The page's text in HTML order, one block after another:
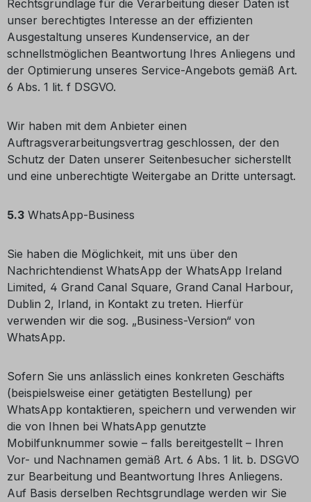
Rechtsgrundlage für die Verarbeitung dieser Daten ist
unser berechtigtes Interesse an der effizienten
Ausgestaltung unseres Kundenservice, an der
schnellstmöglichen Beantwortung Ihres Anliegens und
der Optimierung unseres Service-Angebots gemäß Art.
6 Abs. 1 lit. f DSGVO.
Wir haben mit dem Anbieter einen
Auftragsverarbeitungsvertrag geschlossen, der den
Schutz der Daten unserer Seitenbesucher sicherstellt
und eine unberechtigte Weitergabe an Dritte untersagt.
5.3 WhatsApp-Business
Sie haben die Möglichkeit, mit uns über den
Nachrichtendienst WhatsApp der WhatsApp Ireland
Limited, 4 Grand Canal Square, Grand Canal Harbour,
Dublin 2, Irland, in Kontakt zu treten. Hierfür
verwenden wir die sog. „Business-Version“ von
WhatsApp.
Sofern Sie uns anlässlich eines konkreten Geschäfts
(beispielsweise einer getätigten Bestellung) per
WhatsApp kontaktieren, speichern und verwenden wir
die von Ihnen bei WhatsApp genutzte
Mobilfunknummer sowie – falls bereitgestellt – Ihren
Vor- und Nachnamen gemäß Art. 6 Abs. 1 lit. b. DSGVO
zur Bearbeitung und Beantwortung Ihres Anliegens.
Auf Basis derselben Rechtsgrundlage werden wir Sie